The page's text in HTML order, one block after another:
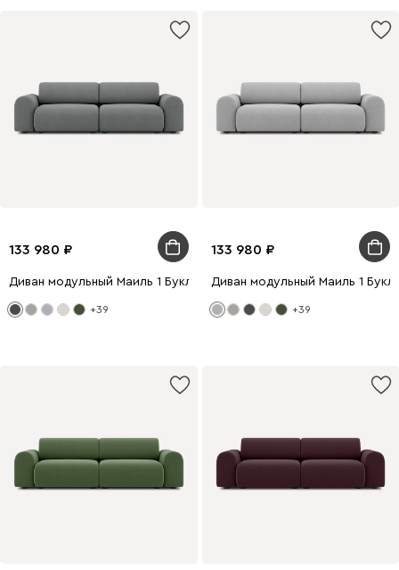
133 980
Диван модульный Маиль 1 Букле Графитовый
+39
133 980
Диван модульный Маиль 1
+39